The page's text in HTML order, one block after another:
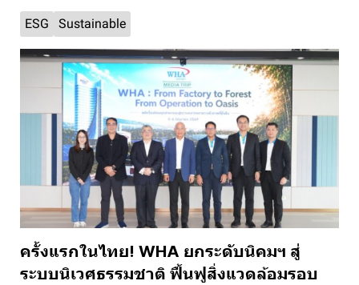
ESG Sustainable
ครั้งแรกในไทย! WHA ยกระดับนิคมฯ สู่
ระบบนิเวศธรรมชาติ ฟื้นฟูสิ่งแวดล้อมรอบ